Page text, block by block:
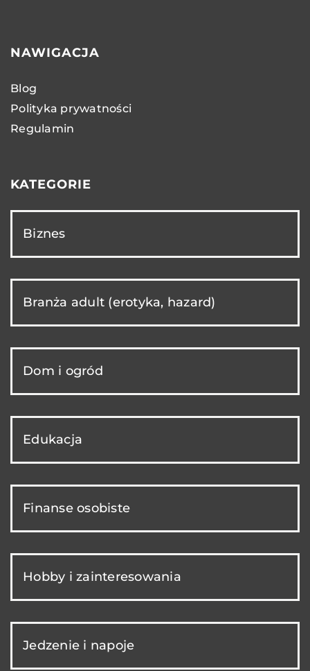
NAWIGACJA
Blog
Polityka prywatności
Regulamin
KATEGORIE
Biznes
Branża adult (erotyka, hazard)
Dom i ogród
Edukacja
Finanse osobiste
Hobby i zainteresowania
Jedzenie i napoje